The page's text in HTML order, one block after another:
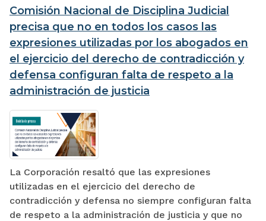
Comisión Nacional de Disciplina Judicial
precisa que no en todos los casos las
expresiones utilizadas por los abogados en
el ejercicio del derecho de contradicción y
defensa configuran falta de respeto a la
administración de justicia
La Corporación resaltó que las expresiones
utilizadas en el ejercicio del derecho de
contradicción y defensa no siempre configuran falta
de respeto a la administración de justicia y que no